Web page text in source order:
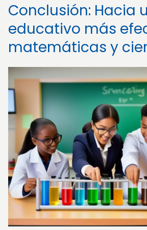
Conclusión: Hacia
educativo más
matemáticas y